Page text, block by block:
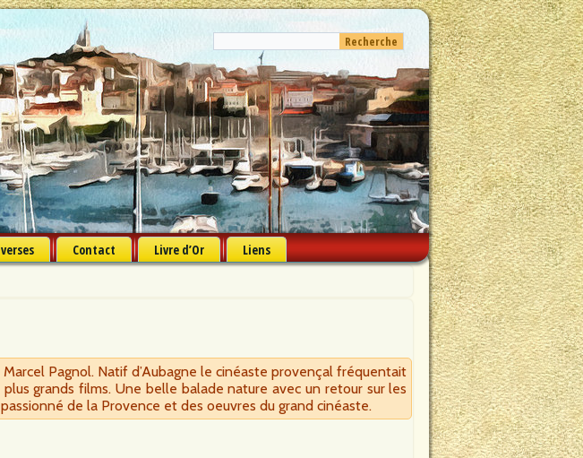
Contact Livre d’Or Liens
Pagnol. Natif d’Aubagne le cinéaste provençal fréquentait
grands films. Une belle balade nature avec un retour sur les
de la Provence et des oeuvres du grand cinéaste.